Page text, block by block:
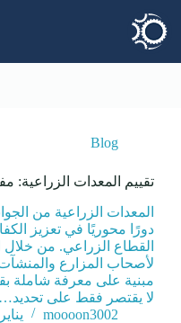
Blog
تقييم المعدات الزراعية:
المعدات الزراعية من
دورًا محوريًا في تعزيز
القطاع الزراعي. من خلال
لأصحاب المزارع والمنشآت
مبنية على معرفة شاملة
لا يقتصر فقط على تحديد…
moooon3002
يناير 7, 2025